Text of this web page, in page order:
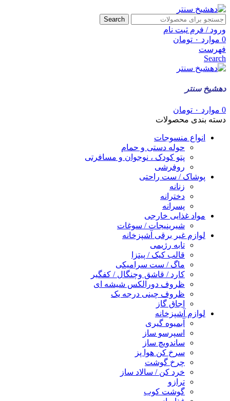
Search
ورود / فرم ثبت نام
0 موارد ۰ تومان
فهرست
Search
دهشیخ سنتر
0 موارد ۰ تومان
دسته بندی محصولات
انواع منسوجات
حوله دستی و حمام
پتو کودک ، نوجوان و مسافرتی
روفرشی
پوشاک / ست راحتی
زنانه
دخترانه
پسرانه
مواد غذایی خارجی
شیرینیجات / سوغات
لوازم غیر برقی آشپزخانه
تابه رژیمی
قالب کیک / پیتزا
ماگ / ست سرامیکی
کارد / قاشق وچنگال / کفگیر
ظروف دورالکس شیشه ای
ظروف چینی درجه یک
اجاق گاز
لوازم آشپزخانه
آبمیوه گیری
اسپرسو ساز
ساندویچ ساز
سرخ کن هوا پز
چرخ گوشت
خرد کن / سالاد ساز
ترازو
گوشت کوب